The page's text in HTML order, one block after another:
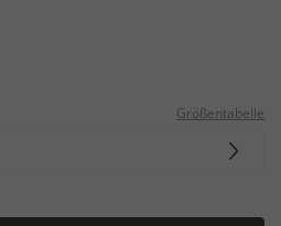
Größentabelle